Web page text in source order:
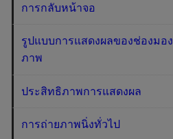
การกลับหน้าจอ
รูปแบบการแสดงผลของช่องมอง
ภาพ
ประสิทธิภาพการแสดงผล
การถ่ายภาพนิ่งทั่วไป